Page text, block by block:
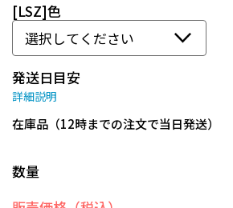
[LSZ]色
発送日目安
詳細説明
在庫品（12時までの注文で当日発送）
数量